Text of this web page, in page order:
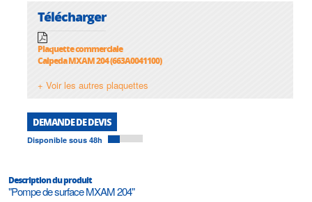
Télécharger
Plaquette commerciale
Calpeda MXAM 204 (663A0041100)
+ Voir les autres plaquettes
DEMANDE DE DEVIS
Disponible sous 48h
Description du produit
"Pompe de surface MXAM 204"